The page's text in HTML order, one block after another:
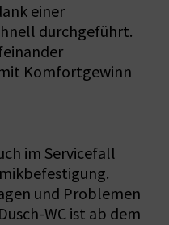
einer
durchgeführt.
Komfortgewinn
im Servicefall
und Problemen
WC ist ab dem